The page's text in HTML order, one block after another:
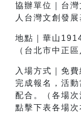
協辦單位｜台
人台灣文創發展
地點｜華山
（台北市中正
入場方式｜免
完成報名，活
配合。（各場
點擊下表各場次